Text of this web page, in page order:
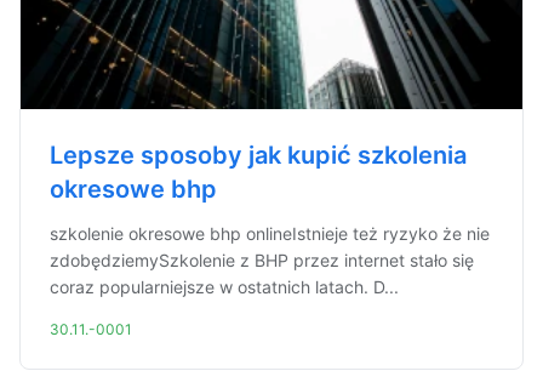
Lepsze sposoby jak kupić szkolenia
okresowe bhp
szkolenie okresowe bhp onlineIstnieje też ryzyko że nie
zdobędziemySzkolenie z BHP przez internet stało się
coraz popularniejsze w ostatnich latach. D...
30.11.-0001